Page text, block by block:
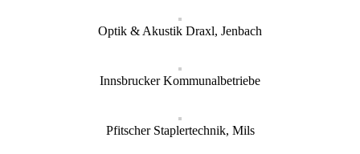
Optik & Akustik Draxl, Jenbach
Innsbrucker Kommunalbetriebe
Pfitscher Staplertechnik, Mils